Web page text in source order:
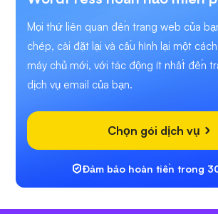
Mọi thứ liên quan đến trang web của
chép, cài đặt lại và cấu hình lại một
máy chủ mới, với tác động ít nhất đến
dịch vụ email của bạn.
Chọn gói dịch vụ
Đảm bảo hoàn tiền trong